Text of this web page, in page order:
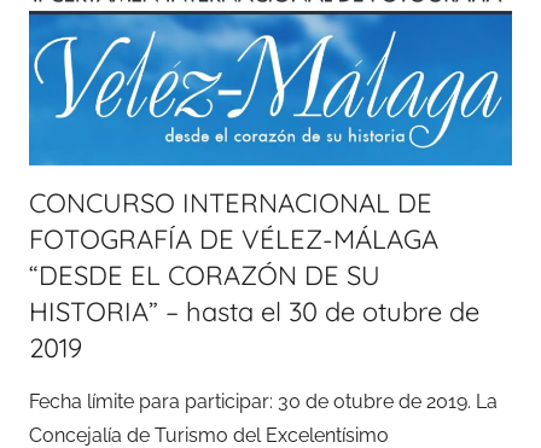
CONCURSO INTERNACIONAL DE
FOTOGRAFÍA DE VÉLEZ-MÁLAGA
“DESDE EL CORAZÓN DE SU
HISTORIA” – hasta el 30 de otubre de
2019
Fecha límite para participar: 30 de otubre de 2019. La
Concejalía de Turismo del Excelentísimo